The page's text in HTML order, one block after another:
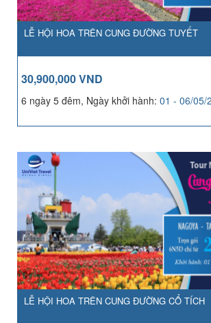
LỄ HỘI HOA TRÊN CUNG ĐƯỜNG TUYẾT
30,900,000 VND
6 ngày 5 đêm, Ngày khởi hành: 01 - 06/05/
LỄ HỘI HOA TRÊN CUNG ĐƯỜNG CỔ TÍCH